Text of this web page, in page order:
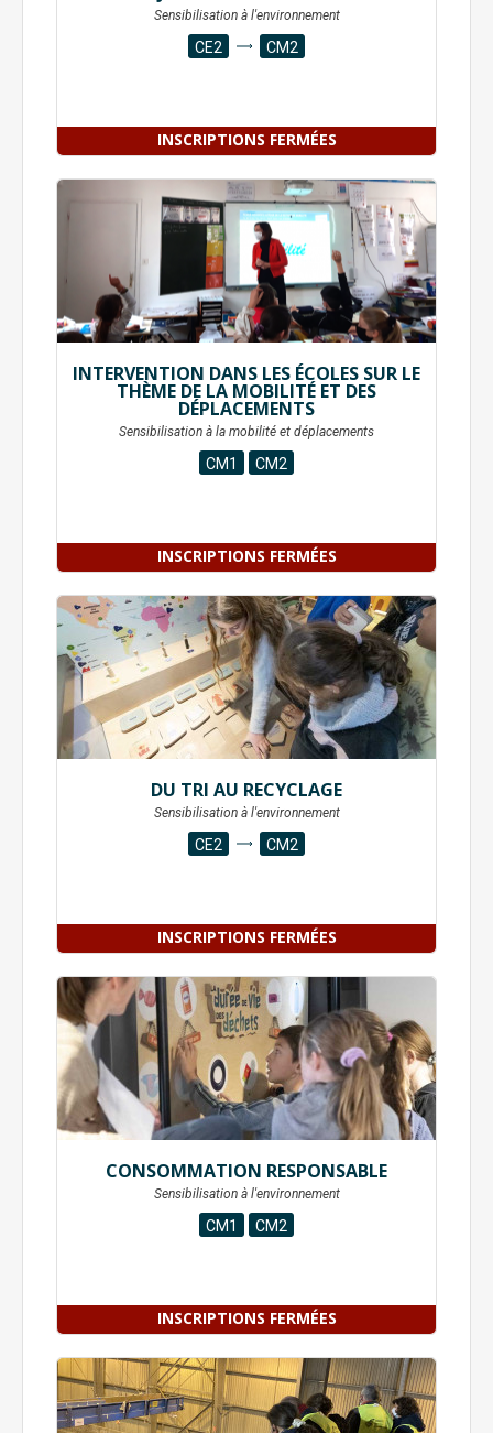
INSCRIPTIONS FERMÉES
Sensibilisation à l'environnement
CE2 CM2
INSCRIPTIONS FERMÉES
INTERVENTION DANS LES ÉCOLES SUR LE
THÈME DE LA MOBILITÉ ET DES
DÉPLACEMENTS
Sensibilisation à la mobilité et déplacements
CM1 CM2
INSCRIPTIONS FERMÉES
DU TRI AU RECYCLAGE
Sensibilisation à l'environnement
CE2 CM2
INSCRIPTIONS FERMÉES
CONSOMMATION RESPONSABLE
Sensibilisation à l'environnement
CM1 CM2